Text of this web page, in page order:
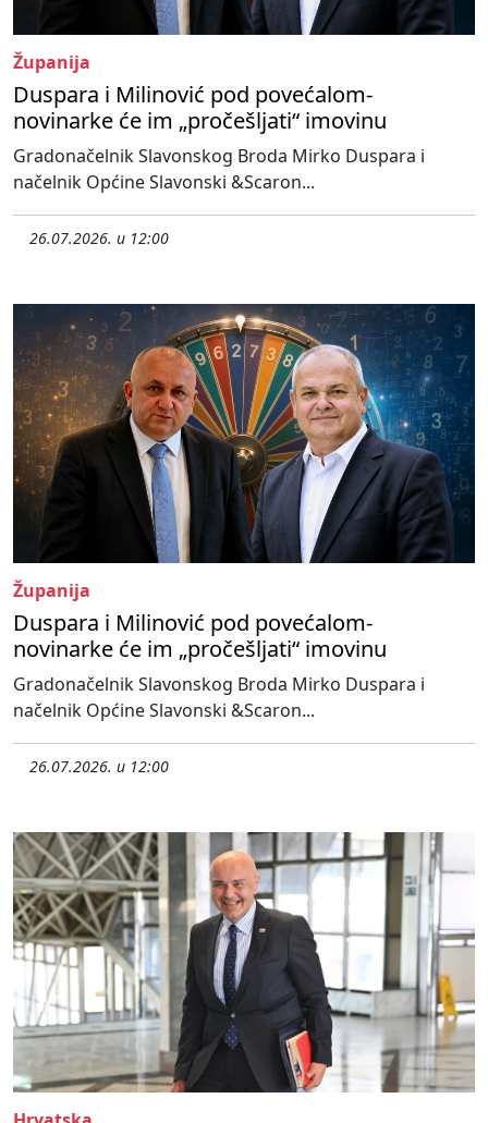
Županija
Duspara i Milinović pod povećalom-
novinarke će im „pročešljati“ imovinu
Gradonačelnik Slavonskog Broda Mirko Duspara i
načelnik Općine Slavonski &Scaron...
26.07.2026. u 12:00
Županija
Duspara i Milinović pod povećalom-
novinarke će im „pročešljati“ imovinu
Gradonačelnik Slavonskog Broda Mirko Duspara i
načelnik Općine Slavonski &Scaron...
26.07.2026. u 12:00